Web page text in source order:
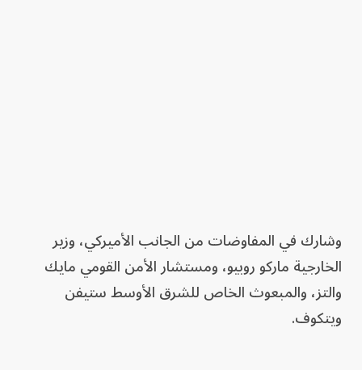
وشارك في المفاوضات من الجانب الأميركي، وزير
الخارجية ماركو روبيو، ومستشار الأمن القومي مايك
والتز، والمبعوث الخاص للشرق الأوسط ستيفن
ويتكوف.